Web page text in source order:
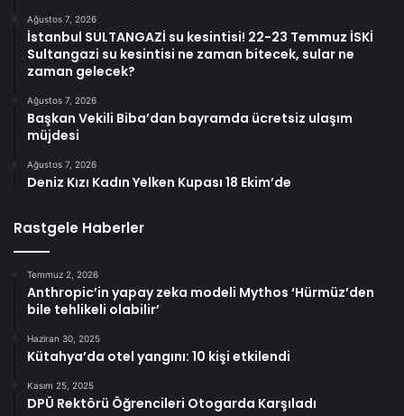
Ağustos 7, 2026
İstanbul SULTANGAZİ su kesintisi! 22-23 Temmuz İSKİ
Sultangazi su kesintisi ne zaman bitecek, sular ne
zaman gelecek?
Ağustos 7, 2026
Başkan Vekili Biba’dan bayramda ücretsiz ulaşım
müjdesi
Ağustos 7, 2026
Deniz Kızı Kadın Yelken Kupası 18 Ekim’de
Rastgele Haberler
Temmuz 2, 2026
Anthropic’in yapay zeka modeli Mythos ‘Hürmüz’den
bile tehlikeli olabilir’
Haziran 30, 2025
Kütahya’da otel yangını: 10 kişi etkilendi
Kasım 25, 2025
DPÜ Rektörü Öğrencileri Otogarda Karşıladı